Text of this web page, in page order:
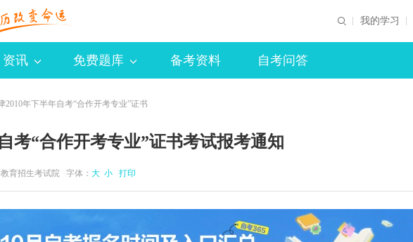
我的学习
资讯 免费题库 备考资料 自考问答
2010年下半年自考“合作开考专业”证书
考“合作开考专业”证书考试报考通知
育招生考试院 字体： 大 小 打印